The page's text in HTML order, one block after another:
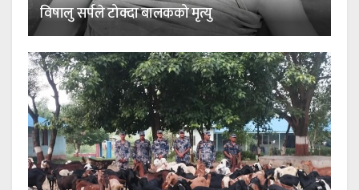
विषालु सर्पले टोक्दा बालकको मृत्यु